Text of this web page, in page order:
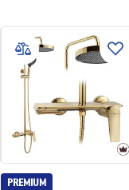
PREMIUM